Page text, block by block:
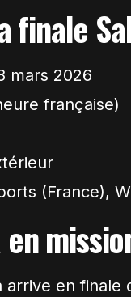
finale
mars 2026
française)
(France),
arrive en finale